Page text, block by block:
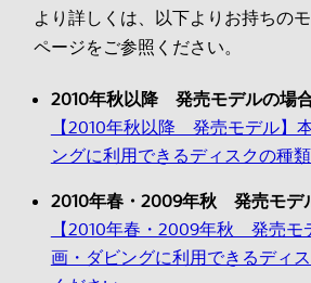
より詳しくは、以下よりお持ちの
ページをご参照ください。​
2010年秋以降 発売モデルの場
【2010年秋以降 発売モデル】
ングに利用できるディスクの種
2010年春・2009年秋 発売モデ
【2010年春・2009年秋 発売モ
画・ダビングに利用できるディ